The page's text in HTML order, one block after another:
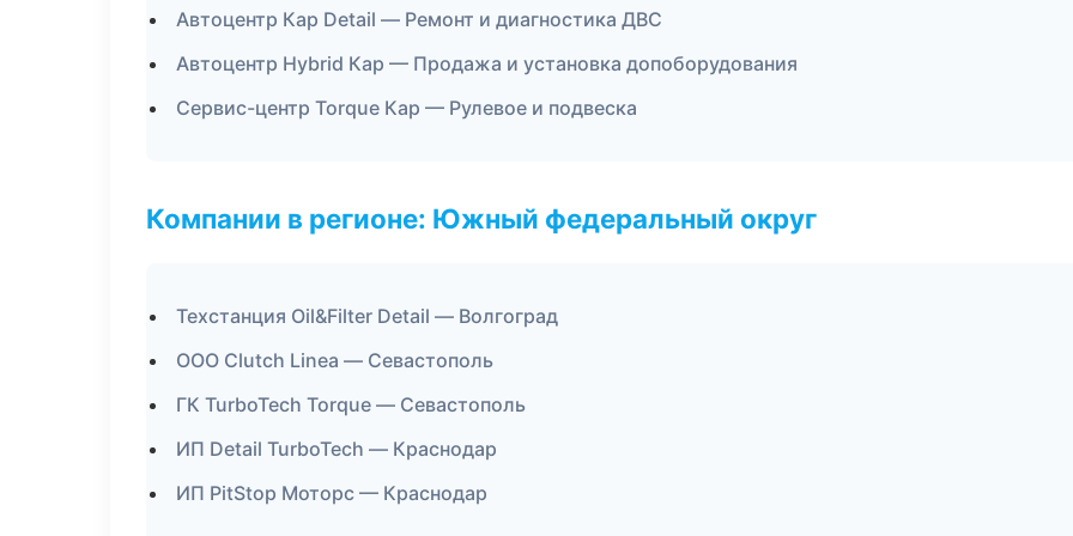
Автоцентр Кар Detail — Ремонт и диагностика ДВС
Автоцентр Hybrid Кар — Продажа и установка допоборудования
Сервис-центр Torque Кар — Рулевое и подвеска
Компании в регионе: Южный федеральный округ
Техстанция Oil&Filter Detail — Волгоград
ООО Clutch Linea — Севастополь
ГК TurboTech Torque — Севастополь
ИП Detail TurboTech — Краснодар
ИП PitStop Моторс — Краснодар